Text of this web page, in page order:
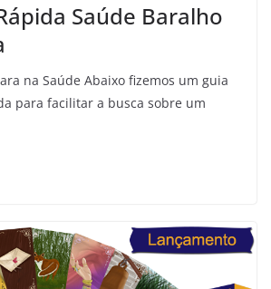
Saúde Baralho
na Saúde Abaixo fizemos um guia
para facilitar a busca sobre um